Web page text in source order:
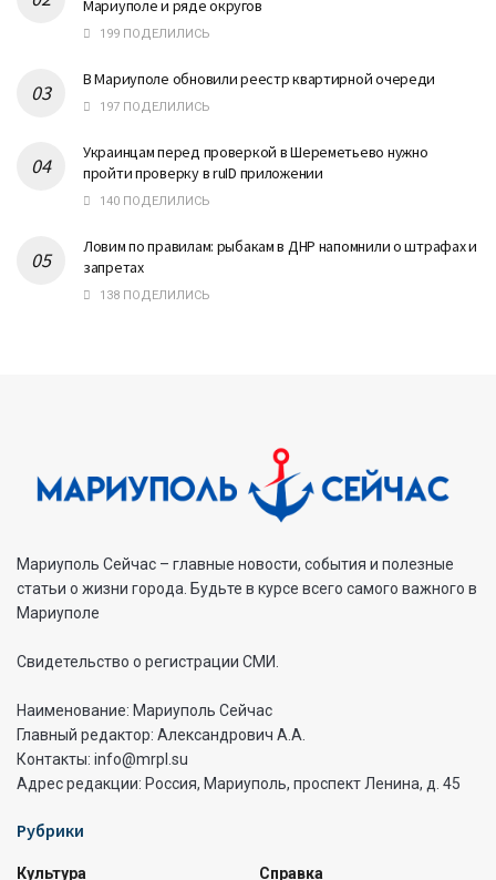
Мариуполе и ряде округов
199 ПОДЕЛИЛИСЬ
В Мариуполе обновили реестр квартирной очереди
197 ПОДЕЛИЛИСЬ
Украинцам перед проверкой в Шереметьево нужно
пройти проверку в ruID приложении
140 ПОДЕЛИЛИСЬ
Ловим по правилам: рыбакам в ДНР напомнили о штрафах и
запретах
138 ПОДЕЛИЛИСЬ
Мариуполь Сейчас – главные новости, события и полезные
статьи о жизни города. Будьте в курсе всего самого важного в
Мариуполе
Свидетельство о регистрации СМИ.
Наименование: Мариуполь Сейчас
Главный редактор: Александрович А.А.
Контакты: info@mrpl.su
Адрес редакции: Россия, Мариуполь, проспект Ленина, д. 45
Рубрики
Культура
Справка